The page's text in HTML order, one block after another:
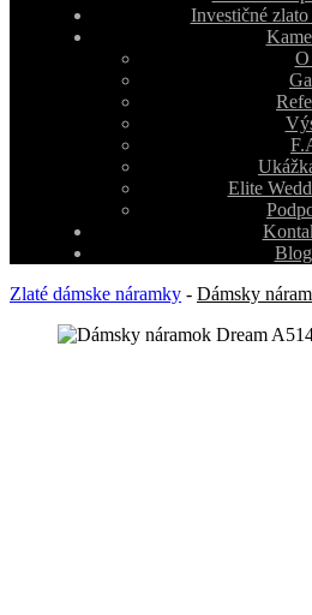
Investičné
O
Elite
Blog
Zlaté dámske náramky - Dámsky